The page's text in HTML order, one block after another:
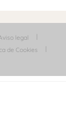
legal
de Cookies